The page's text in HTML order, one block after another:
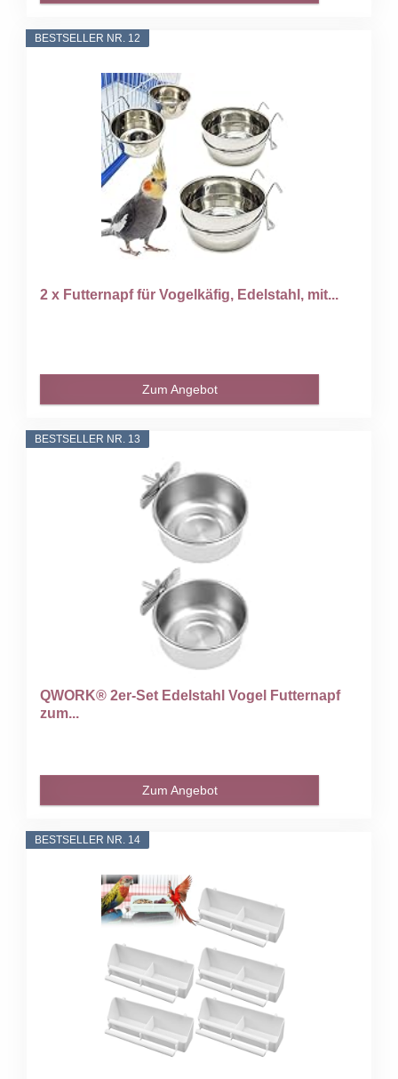
BESTSELLER NR. 12
2 x Futternapf für Vogelkäfig, Edelstahl, mit...
Zum Angebot
BESTSELLER NR. 13
QWORK® 2er-Set Edelstahl Vogel Futternapf
zum...
Zum Angebot
BESTSELLER NR. 14